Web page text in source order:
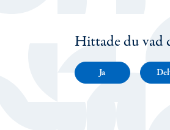
Hittade du vad
Ja